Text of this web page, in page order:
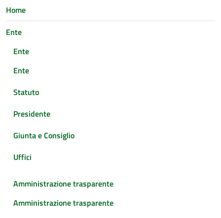
Home
Ente
Ente
Ente
Statuto
Presidente
Giunta e Consiglio
Uffici
Amministrazione trasparente
Amministrazione trasparente